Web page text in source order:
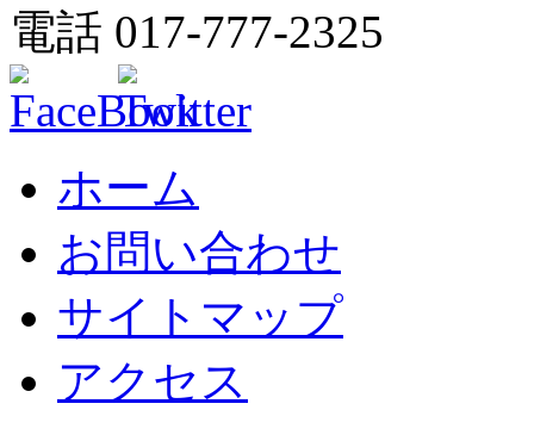
電話 017-777-2325
ホーム
お問い合わせ
サイトマップ
アクセス